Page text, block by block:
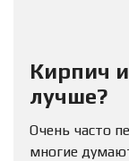
Кирпич
лучше?
Очень часто
многие